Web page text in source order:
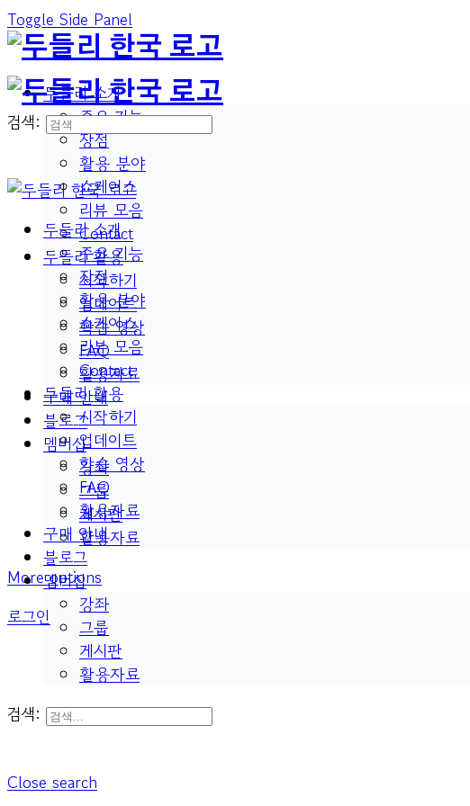
Toggle Side Panel
두들리 소개
주요 기능
장점
활용 분야
쇼케이스
리뷰 모음
Contact
두들리 활용
시작하기
업데이트
학습 영상
FAQ
활용자료
구매 안내
블로그
멤버십
강좌
그룹
게시판
활용자료
More options
로그인
검색:
두들리 소개
주요 기능
장점
활용 분야
쇼케이스
리뷰 모음
Contact
두들리 활용
시작하기
업데이트
학습 영상
FAQ
활용자료
구매 안내
블로그
멤버십
강좌
그룹
게시판
활용자료
검색:
Close search